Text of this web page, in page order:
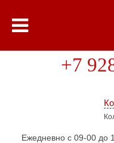
+7
Ежедневно с 09-00 до